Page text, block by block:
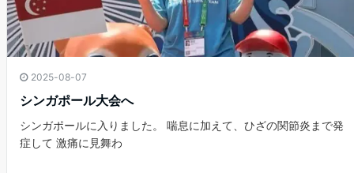
2025-08-07
シンガポール大会へ
シンガポールに入りました。 喘息に加えて、ひざの関節炎まで発
症して 激痛に見舞わ